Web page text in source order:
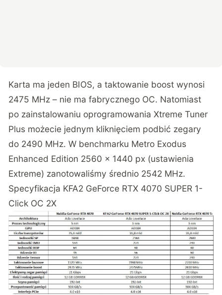
Karta ma jeden BIOS, a taktowanie boost wynosi
2475 MHz – nie ma fabrycznego OC. Natomiast
po zainstalowaniu oprogramowania Xtreme Tuner
Plus możecie jednym kliknięciem podbić zegary
do 2490 MHz. W benchmarku Metro Exodus
Enhanced Edition 2560 × 1440 px (ustawienia
Extreme) zanotowaliśmy średnio 2542 MHz.
Specyfikacja KFA2 GeForce RTX 4070 SUPER 1-
Click OC 2X